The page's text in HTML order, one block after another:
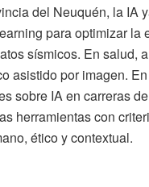
del Neuquén, la IA
para optimizar la
sísmicos. En salud,
asistido por imagen.
sobre IA en carreras
herramientas con
ético y contextual.